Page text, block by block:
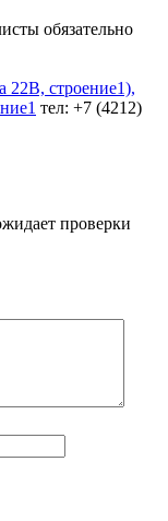
обязательно
22В, строение1),
тел: +7 (4212)
проверки